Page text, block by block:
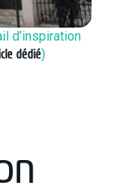
d’inspiration
dédié)